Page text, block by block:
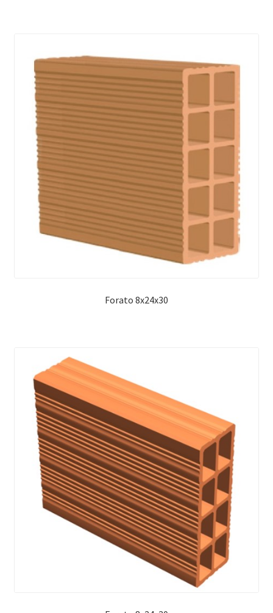
Forato 8x24x30